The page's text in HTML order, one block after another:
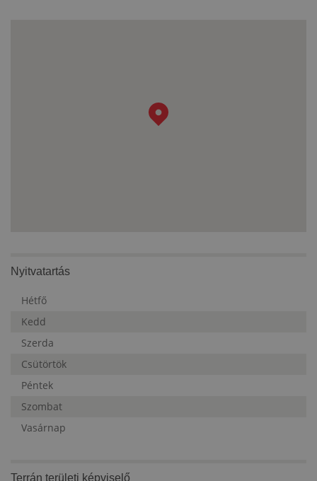
Nyitvatartás
Hétfő
Kedd
Szerda
Csütörtök
Péntek
Szombat
Vasárnap
Terrán területi képviselő